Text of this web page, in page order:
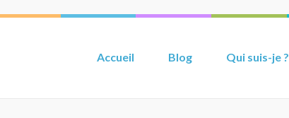
Accueil Blog Qui suis-je ?